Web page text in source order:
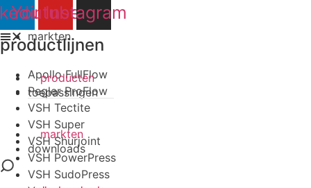
markten
toepassingen
downloads
producten
markten
YoutubeInstagram
productlijnen
Apollo FullFlow
Pegler ProFlow
VSH Tectite
VSH Super
VSH Shurjoint
VSH PowerPress
VSH SudoPress